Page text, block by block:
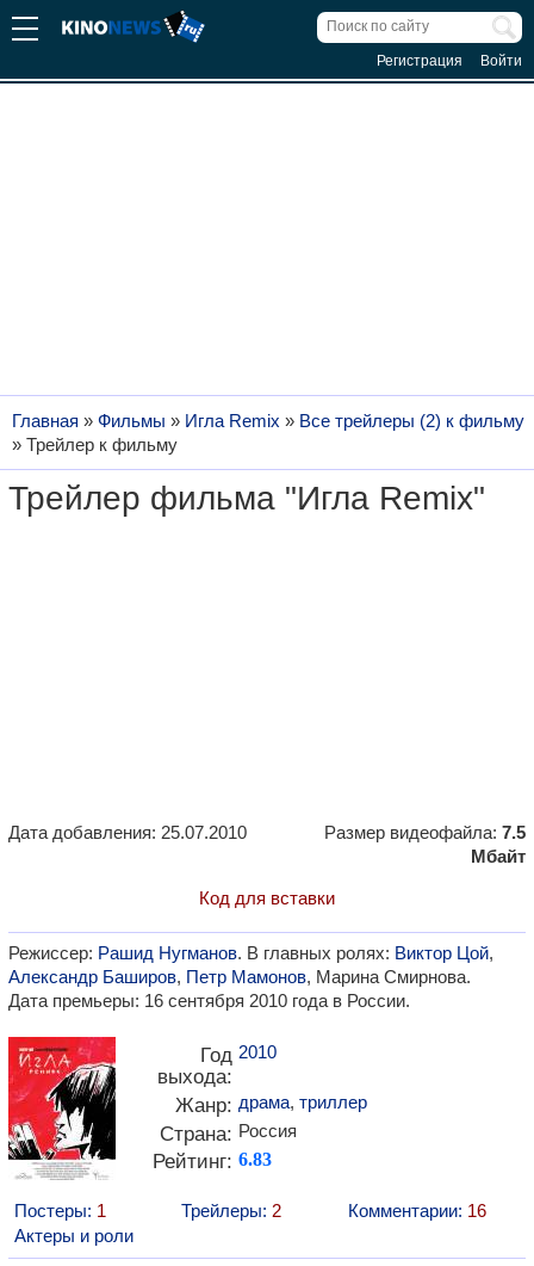
Регистрация Войти
Главная » Фильмы » Игла Remix » Все трейлеры (2) к фильму
» Трейлер к фильму
Трейлер фильма "Игла Remix"
Дата добавления: 25.07.2010 Размер видеофайла: 7.5
Мбайт
Код для вставки
Режиссер: Рашид Нугманов. В главных ролях: Виктор Цой,
Александр Баширов, Петр Мамонов, Марина Смирнова.
Дата премьеры: 16 сентября 2010 года в России.
Год
выхода:
2010
Жанр: драма, триллер
Страна: Россия
Рейтинг: 6.83
Постеры: 1 Трейлеры: 2 Комментарии: 16
Актеры и роли